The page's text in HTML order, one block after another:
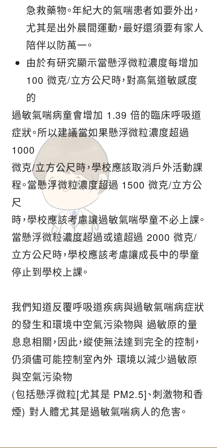
急救藥物。年紀大的氣喘患者如要外出，
尤其是出外晨間運動，最好還須要有家人
陪伴以防萬一。
由於有研究顯示當懸浮微粒濃度每增加
100 微克/立方公尺時，對高氣道敏感度
的
過敏氣喘病童會增加 1.39 倍的臨床呼吸道
症狀。所以建議當如果懸浮微粒濃度超過
1000
微克/立方公尺時，學校應該取消戶外活動課
程。當懸浮微粒濃度超過 1500 微克/立方公
尺
時，學校應該考慮讓過敏氣喘學童不必上課。
當懸浮微粒濃度超過或遠超過 2000 微克/
立方公尺時，學校應該考慮讓成長中的學童
停止到學校上課。
我們知道反覆呼吸道疾病與過敏氣喘病症狀
的發生和環境中空氣污染物與 過敏原的量
息息相關，因此，縱使無法達到完全的控制，
仍須儘可能控制室內外 環境以減少過敏原
與空氣污染物
(包括懸浮微粒[尤其是 PM2.5]、刺激物和香
煙) 對人體尤其是過敏氣喘病人的危害。